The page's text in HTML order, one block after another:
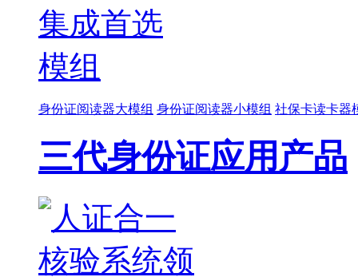
身份证阅读器大模组 身份证阅读器小模组 社保卡读卡器
三代身份证应用产品